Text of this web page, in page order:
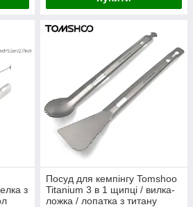
з
Посуд для кемпінгу Tomshoo
Titanium 3 в 1 щипці / вилка-
ложка / лопатка з титану